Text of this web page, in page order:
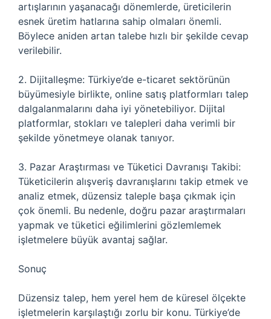
artışlarının yaşanacağı dönemlerde, üreticilerin
esnek üretim hatlarına sahip olmaları önemli.
Böylece aniden artan talebe hızlı bir şekilde cevap
verilebilir.
2. Dijitalleşme: Türkiye’de e-ticaret sektörünün
büyümesiyle birlikte, online satış platformları talep
dalgalanmalarını daha iyi yönetebiliyor. Dijital
platformlar, stokları ve talepleri daha verimli bir
şekilde yönetmeye olanak tanıyor.
3. Pazar Araştırması ve Tüketici Davranışı Takibi:
Tüketicilerin alışveriş davranışlarını takip etmek ve
analiz etmek, düzensiz taleple başa çıkmak için
çok önemli. Bu nedenle, doğru pazar araştırmaları
yapmak ve tüketici eğilimlerini gözlemlemek
işletmelere büyük avantaj sağlar.
Sonuç
Düzensiz talep, hem yerel hem de küresel ölçekte
işletmelerin karşılaştığı zorlu bir konu. Türkiye’de